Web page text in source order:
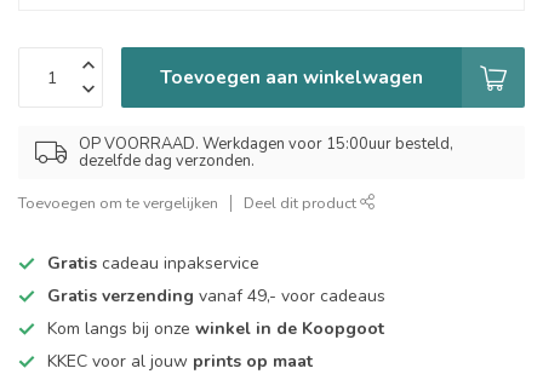
Toevoegen aan winkelwagen
OP VOORRAAD. Werkdagen voor 15:00uur besteld,
dezelfde dag verzonden.
Toevoegen om te vergelijken Deel dit product
Gratis cadeau inpakservice
Gratis verzending vanaf 49,- voor cadeaus
Kom langs bij onze winkel in de Koopgoot
KKEC voor al jouw prints op maat